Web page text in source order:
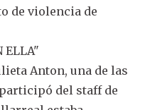
de violencia de
ELLA"
Anton, una de las
del staff de